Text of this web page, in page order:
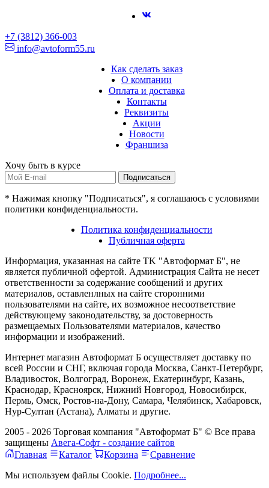
+7 (3812) 366-003
info@avtoform55.ru
Как сделать заказ
О компании
Оплата и доставка
Контакты
Реквизиты
Акции
Новости
Франшиза
Хочу быть в курсе
Подписаться
* Нажимая кнопку "Подписаться", я соглашаюсь с условиями
политики конфиденциальности.
Политика конфиденциальности
Публичная оферта
Информация, указанная на сайте TK "Автоформат Б", не
является публичной офертой. Администрация Сайта не несет
ответственности за содержание сообщений и других
материалов, оставленлных на сайте сторонними
пользователями на сайте, их возможное несоответствие
действующему законодательству, за достоверность
размещаемых Пользователями материалов, качество
информации и изображений.
Интернет магазин Автоформат Б осуществляет доставку по
всей России и СНГ, включая города Москва, Санкт-Петербург,
Владивосток, Волгоград, Воронеж, Екатеринбург, Казань,
Краснодар, Красноярск, Нижний Новгород, Новосибирск,
Пермь, Омск, Ростов-на-Дону, Самара, Челябинск, Хабаровск,
Нур-Султан (Астана), Алматы и другие.
2005 - 2026 Торговая компания "Автоформат Б" © Все права
защищены Авега-Софт - создание сайтов
Главная
Каталог Корзина
Сравнение
Мы используем файлы Cookie. Подробнее...